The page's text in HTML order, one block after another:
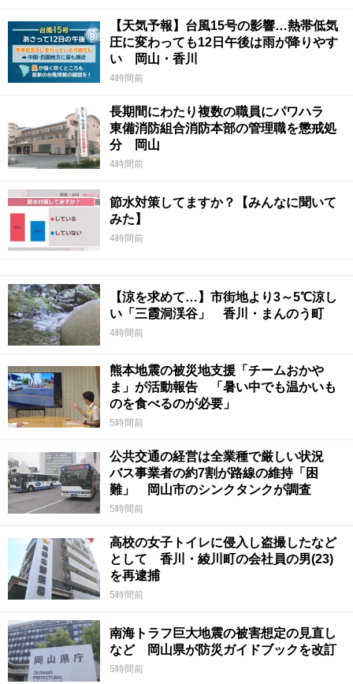
【天気予報】台風15号の影響…熱帯低気
圧に変わっても12日午後は雨が降りやす
い 岡山・香川
4時間前
長期間にわたり複数の職員にパワハラ
東備消防組合消防本部の管理職を懲戒処
分 岡山
4時間前
節水対策してますか？【みんなに聞いて
みた】
4時間前
【涼を求めて…】市街地より3～5℃涼し
い「三霞洞渓谷」 香川・まんのう町
4時間前
熊本地震の被災地支援「チームおかや
ま」が活動報告 「暑い中でも温かいも
のを食べるのが必要」
5時間前
公共交通の経営は全業種で厳しい状況
バス事業者の約7割が路線の維持「困
難」 岡山市のシンクタンクが調査
5時間前
高校の女子トイレに侵入し盗撮したなど
として 香川・綾川町の会社員の男(23)
を再逮捕
5時間前
南海トラフ巨大地震の被害想定の見直し
など 岡山県が防災ガイドブックを改訂
5時間前